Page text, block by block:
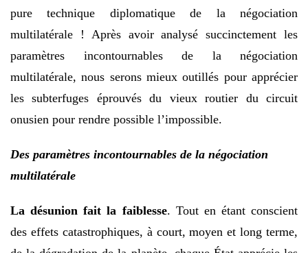
pure technique diplomatique de la négociation
multilatérale ! Après avoir analysé succinctement les
paramètres incontournables de la négociation
multilatérale, nous serons mieux outillés pour apprécier
les subterfuges éprouvés du vieux routier du circuit
onusien pour rendre possible l’impossible.
Des paramètres incontournables de la négociation
multilatérale
La désunion fait la faiblesse. Tout en étant conscient
des effets catastrophiques, à court, moyen et long terme,